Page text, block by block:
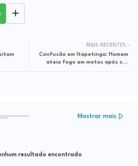
MAIS RECENTES
Confusão em Itapetinga: Homem
ateia fogo em motos após ser
Mostrar mais
resultado encontrado